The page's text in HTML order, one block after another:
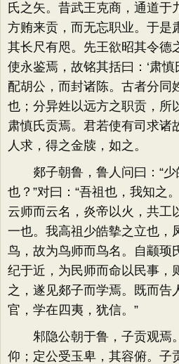
氏之矢。昔武王克商，通道于
方贿来贡，而无忘职业。于是
其长尺有咫。先王欲昭其令德
使永鉴焉，故铭其括曰：‘肃慎
配胡公，而封诸陈。古者分同
也；分异姓以远方之职贡，所
肃慎氏贡焉。君若使有司求诸
人求，得之金牍，如之。
郯子朝鲁，鲁人问曰：“少
也？”对曰：“吾祖也，我知之
云师而云名，炎帝以火，共工
一也。我高祖少皓摰之立也，
鸟，故为鸟师而鸟名。自颛顼
纪于近，为民师而命以民事，
之，遂见郯子而学焉。既而告
官，学在四夷，犹信。”
邾隐公朝于鲁，子贡观焉
仰；定公受玉卑，其容俯。子